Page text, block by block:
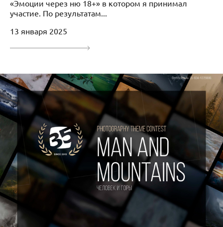
«Эмоции через ню 18+» в котором я принимал
участие. По результатам...
13 января 2025